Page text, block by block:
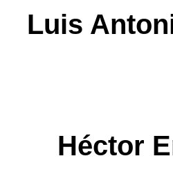
Luis
Héctor